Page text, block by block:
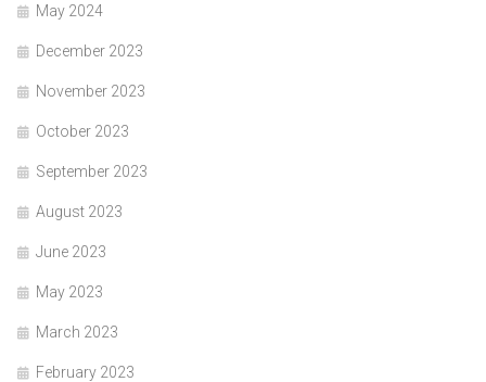
May 2024
December 2023
November 2023
October 2023
September 2023
August 2023
June 2023
May 2023
March 2023
February 2023